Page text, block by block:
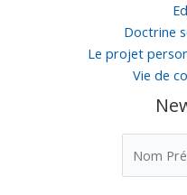
Doctrine
Le projet
Vie de